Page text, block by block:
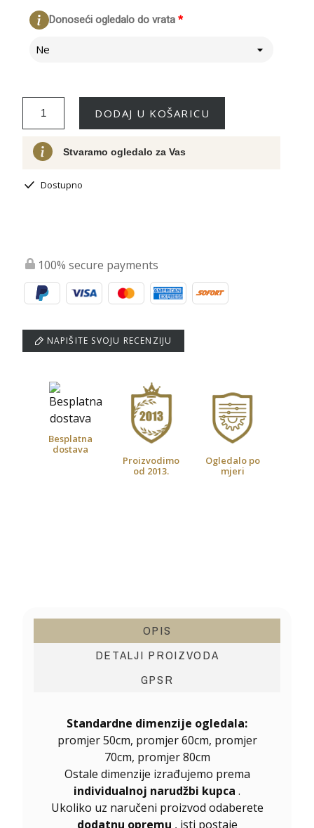
*
Donoseći ogledalo do vrata
Ne
DODAJ U KOŠARICU
Stvaramo ogledalo za Vas
Dostupno
100% secure payments
NAPIŠITE SVOJU RECENZIJU
Besplatna
dostava
Proizvodimo
od 2013.
Ogledalo po
mjeri
OPIS
DETALJI PROIZVODA
GPSR
Standardne dimenzije ogledala:
promjer 50cm, promjer 60cm, promjer
70cm, promjer 80cm
Ostale dimenzije izrađujemo prema
individualnoj narudžbi kupca .
Ukoliko uz naručeni proizvod odaberete
dodatnu opremu , isti postaje